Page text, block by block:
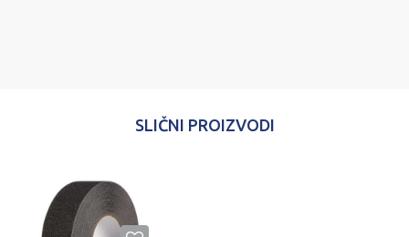
SLIČNI PROIZVODI